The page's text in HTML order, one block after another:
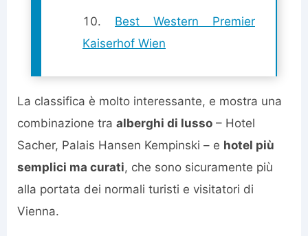
Best Western Premier
Kaiserhof Wien
La classifica è molto interessante, e mostra una
combinazione tra alberghi di lusso – Hotel
Sacher, Palais Hansen Kempinski – e hotel più
semplici ma curati, che sono sicuramente più
alla portata dei normali turisti e visitatori di
Vienna.